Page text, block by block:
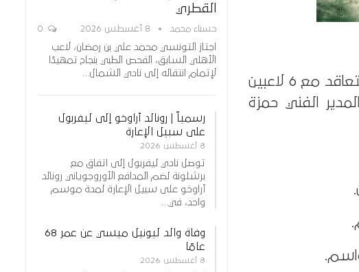
أعلن مجلس إدارة نادي الاتحاد السكندري، برئاسة محمد سلامة، التعاقد مع 6 لاعبين
الفني حمزة
القطري
حسناء محمد 8 أغسطس 2026
اجتاز التونسي محمد علي بن رمضان، لاعب
الأهلي السابق، الفحص الطبي بنجاح تمهيدًا
لإتمام انتقاله إلى نادي الشمال…
رسمياً | رونالد أراوخو إلى ليفربول
على سبيل الإعارة
8 أغسطس 2026
توصل نادي ليفربول إلى اتفاق مع
برشلونة لضم المدافع الأوروجوياني رونالد
أراوخو على سبيل الإعارة لمدة موسم
واحد، في…
وفاة والد ليونيل ميسي عن عمر 68
عامًا
8 أغسطس 2026